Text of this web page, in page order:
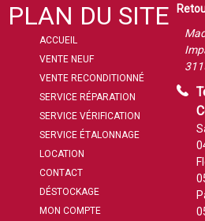
PLAN DU SITE
ACCUEIL
VENTE NEUF
VENTE RECONDITIONNÉ
SERVICE RÉPARATION
SERVICE VÉRIFICATION
SERVICE ÉTALONNAGE
LOCATION
CONTACT
DÉSTOCKAGE
MON COMPTE